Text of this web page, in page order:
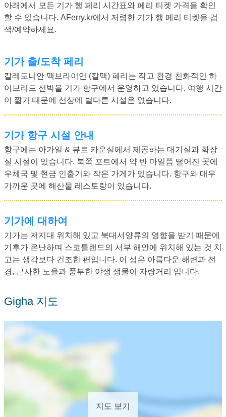
아래에서 모든 기가 행 페리 시간표와 페리 티켓 가격을 확인
할 수 있습니다. AFerry.kr에서 저렴한 기가 행 페리 티켓을 검
색/예약하세요.
기가 출/도착 페리
칼레도니안 맥브라이언 (칼맥) 페리는 작고 환경 친화적인 하
이브리드 선박을 기가 항구에서 운영하고 있습니다. 여행 시간
이 짧기 때문에 선상에 별다른 시설은 없습니다.
기가 항구 시설 안내
항구에는 아가일 & 뷰트 카운실에서 제공하는 대기실과 화장
실 시설이 있습니다. 북쪽 포트에서 약 반 마일쯤 떨어진 곳에
우체국 및 현금 인출기와 작은 가게가 있습니다. 항구와 매우
가까운 곳에 해산물 레스토랑이 있습니다.
기가에 대하여
기가는 저지대 위치해 있고 북대서양류의 영향을 받기 때문에
기후가 온난하며 스코틀랜드의 서부 해안에 위치해 있는 것 치
고는 생각보다 건조한 편입니다. 이 섬은 아름다운 해변과 전
경, 근사한 노을과 풍부한 야생 생물이 자랑거리 입니다.
Gigha 지도
지도 보기